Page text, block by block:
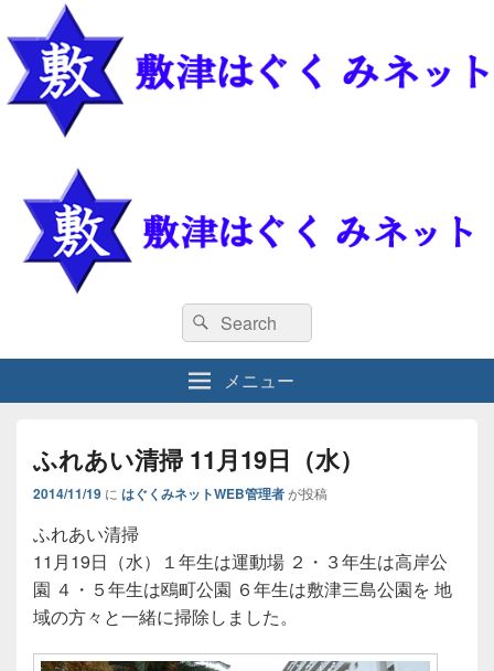
敷津はぐくみネット
検
索
対
象:
検
索
メニュー
ふれあい清掃 11月19日（水）
2014/11/19 に はぐくみネットWEB管理者が投稿
ふれあい清掃
11月19日（水）１年生は運動場 ２・３年生は高岸公
園 ４・５年生は鴎町公園 ６年生は敷津三島公園を 地
域の方々と一緒に掃除しました。